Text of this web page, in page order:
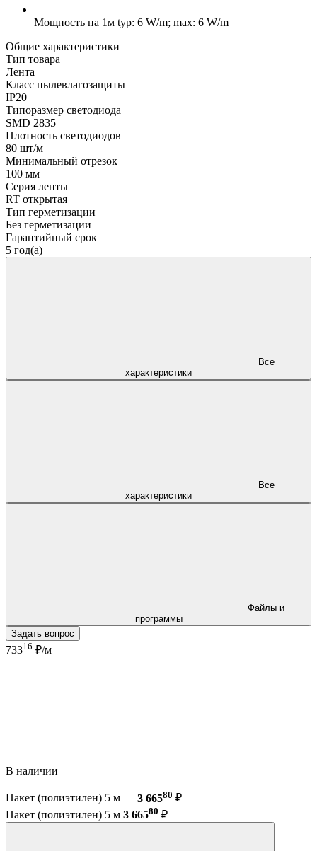
Мощность на 1м typ: 6 W/m; max: 6 W/m
Общие характеристики
Тип товара
Лента
Класс пылевлагозащиты
IP20
Типоразмер светодиода
SMD 2835
Плотность светодиодов
80 шт/м
Минимальный отрезок
100 мм
Серия ленты
RT открытая
Тип герметизации
Без герметизации
Гарантийный срок
5 год(а)
характеристики
характеристики
программы
Задать вопрос
73316 ₽/м
В наличии
Пакет (полиэтилен) 5 м — 3 66580 ₽
Пакет (полиэтилен) 5 м 3 66580 ₽